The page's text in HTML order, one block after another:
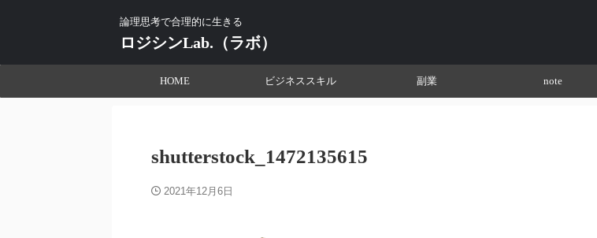
論理思考で合理的に生きる
ロジシンLab.（ラボ）
HOME ビジネススキル 副業 note
shutterstock_1472135615
2021年12月6日